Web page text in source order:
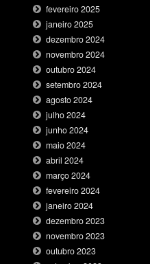
fevereiro 2025
janeiro 2025
dezembro 2024
novembro 2024
outubro 2024
setembro 2024
agosto 2024
julho 2024
junho 2024
maio 2024
abril 2024
março 2024
fevereiro 2024
janeiro 2024
dezembro 2023
novembro 2023
outubro 2023